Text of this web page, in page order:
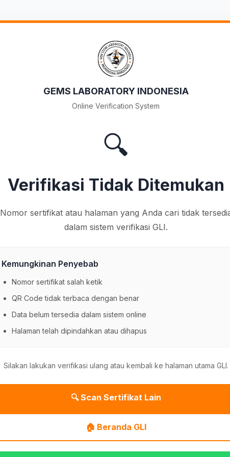
GEMS LABORATORY INDONESIA
Online Verification System
🔍
Verifikasi Tidak Ditemukan
Nomor sertifikat atau halaman yang Anda cari tidak
dalam sistem verifikasi GLI.
Kemungkinan Penyebab
Nomor sertifikat salah ketik
QR Code tidak terbaca dengan benar
Data belum tersedia dalam sistem online
Halaman telah dipindahkan atau dihapus
Silakan lakukan verifikasi ulang atau kembali ke halaman utama GLI.
🔍 Scan Sertifikat Lain
🏠 Beranda GLI